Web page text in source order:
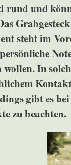
rund und
steht im
In
gibt es
zu beachten.